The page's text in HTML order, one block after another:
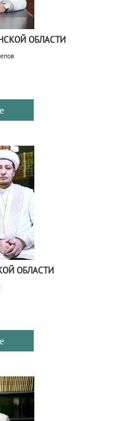
ОБЛАСТИ
ОБЛАСТИ